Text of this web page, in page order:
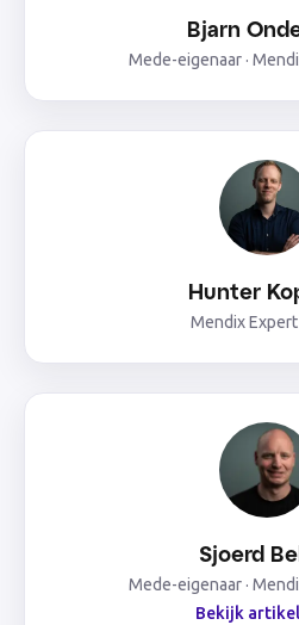
Bjarn
Mede-eigenaar ·
Hunter
Mendix Expert
Sjoerd
Mede-eigenaar ·
Bekijk